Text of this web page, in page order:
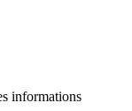
informations